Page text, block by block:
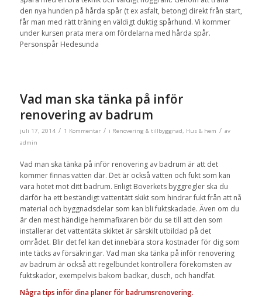
den nya hunden på hårda spår (t ex asfalt, betong) direkt från start,
får man med rätt träning en väldigt duktig spårhund. Vi kommer
under kursen prata mera om fördelarna med hårda spår.
Personspår Hedesunda
Vad man ska tänka på inför
renovering av badrum
juli 17, 2014 / 1 Kommentar / i Renovering & tillbyggnad Hus & hem / av
admin
Vad man ska tänka på inför renovering av badrum är att det
kommer finnas vatten där. Det är också vatten och fukt som kan
vara hotet mot ditt badrum. Enligt Boverkets byggregler ska du
därför ha ett beständigt vattentätt skikt som hindrar fukt från att nå
material och byggnadsdelar som kan bli fuktskadade. Även om du
är den mest händige hemmafixaren bör du se till att den som
installerar det vattentäta skiktet är särskilt utbildad på det
området. Blir det fel kan det innebära stora kostnader för dig som
inte täcks av försäkringar. Vad man ska tänka på inför renovering
av badrum är också att regelbundet kontrollera förekomsten av
fuktskador, exempelvis bakom badkar, dusch, och handfat.
Några tips inför dina planer för badrumsrenovering.